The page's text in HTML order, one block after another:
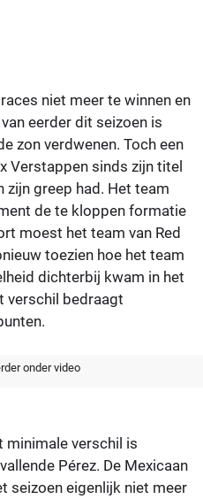
niet meer te winnen en
eerder dit seizoen is
zon verdwenen. Toch een
Verstappen sinds zijn titel
greep had. Het team
de te kloppen formatie
moest het team van Red
toezien hoe het team
dichterbij kwam in het
verschil bedraagt
onder video
minimale verschil is
Pérez. De Mexicaan
seizoen eigenlijk niet meer